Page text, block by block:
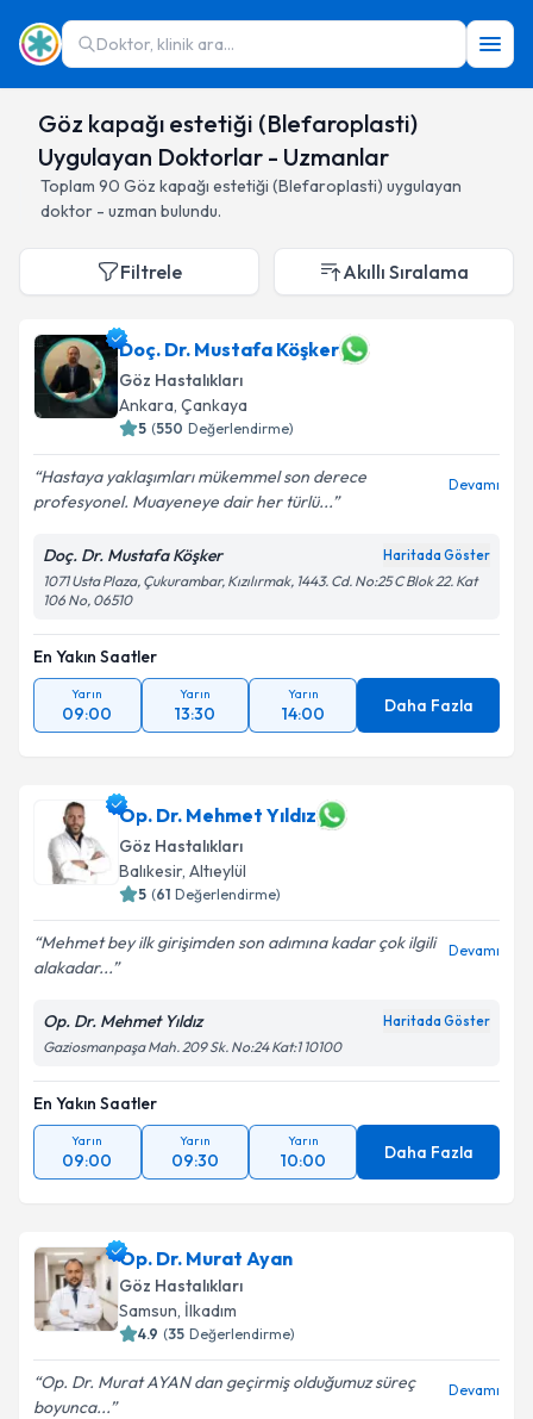
Doktor, klinik ara...
Göz kapağı estetiği (Blefaroplasti)
Uygulayan Doktorlar - Uzmanlar
Toplam 90 Göz kapağı estetiği (Blefaroplasti) uygulayan
doktor - uzman bulundu.
Filtrele Akıllı Sıralama
Doç. Dr. Mustafa Köşker
Göz Hastalıkları
Ankara, Çankaya
5 (550 Değerlendirme)
Hastaya yaklaşımları mükemmel son derece
profesyonel. Muayeneye dair her türlü...
Devamı
Doç. Dr. Mustafa Köşker Haritada Göster
1071 Usta Plaza, Çukurambar, Kızılırmak, 1443. Cd. No:25 C Blok 22. Kat
106 No, 06510
En Yakın Saatler
Yarın
09:00
Yarın
13:30
Yarın
14:00 Daha Fazla
Op. Dr. Mehmet Yıldız
Göz Hastalıkları
Balıkesir, Altıeylül
5 (61 Değerlendirme)
Mehmet bey ilk girişimden son adımına kadar çok ilgili
alakadar...
Devamı
Op. Dr. Mehmet Yıldız Haritada Göster
Gaziosmanpaşa Mah. 209 Sk. No:24 Kat:1 10100
En Yakın Saatler
Yarın
09:00
Yarın
09:30
Yarın
10:00 Daha Fazla
Op. Dr. Murat Ayan
Göz Hastalıkları
Samsun, İlkadım
4.9 (35 Değerlendirme)
Op. Dr. Murat AYAN dan geçirmiş olduğumuz süreç
boyunca...
Devamı